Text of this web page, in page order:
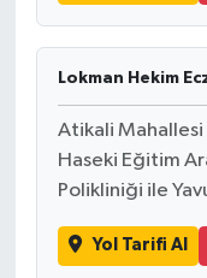
Lokman Hekim
Atikali Mahallesi
Haseki Eğitim
Polikliniği ile
Yol Tarifi Al